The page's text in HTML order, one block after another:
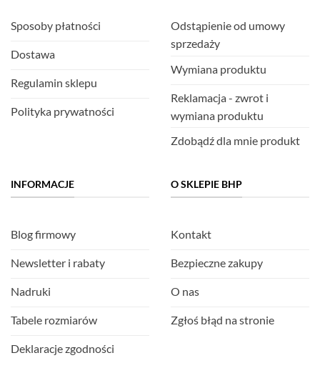
Sposoby płatności
Dostawa
Regulamin sklepu
Polityka prywatności
Odstąpienie od umowy
sprzedaży
Wymiana produktu
Reklamacja - zwrot i
wymiana produktu
Zdobądź dla mnie produkt
INFORMACJE
Blog firmowy
Newsletter i rabaty
Nadruki
Tabele rozmiarów
Deklaracje zgodności
O SKLEPIE BHP
Kontakt
Bezpieczne zakupy
O nas
Zgłoś błąd na stronie